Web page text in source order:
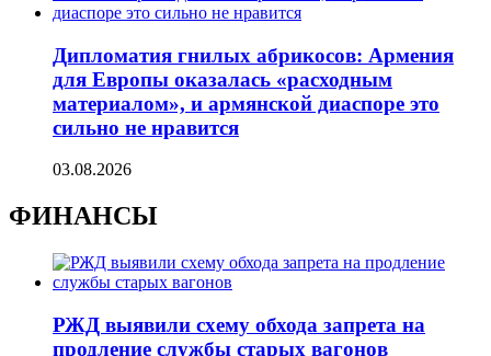
Дипломатия гнилых абрикосов: Армения
для Европы оказалась «расходным
материалом», и армянской диаспоре это
сильно не нравится
03.08.2026
ФИНАНСЫ
РЖД выявили схему обхода запрета на
продление службы старых вагонов